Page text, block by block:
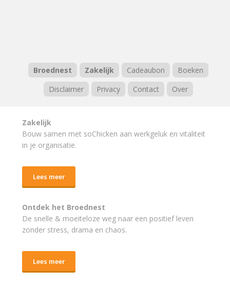
Broednest Zakelijk Cadeaubon
Boeken
Disclaimer
Privacy Contact Over
Zakelijk
Bouw samen met soChicken aan werkgeluk en vitaliteit
in je organisatie.
Lees meer
Ontdek het Broednest
De snelle & moeiteloze weg naar een positief leven
zonder stress, drama en chaos.
Lees meer